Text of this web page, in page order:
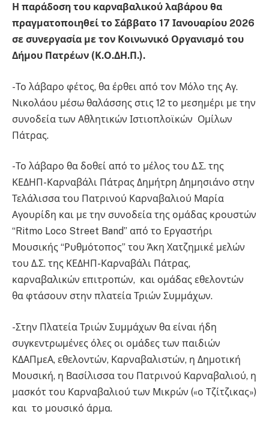
Η παράδοση του καρναβαλικού λαβάρου θα
πραγματοποιηθεί το Σάββατο 17 Ιανουαρίου 2026
σε συνεργασία με τον Κοινωνικό Οργανισμό του
Δήμου Πατρέων (Κ.Ο.ΔΗ.Π.).
-Το λάβαρο φέτος, θα έρθει από τον Μόλο της Αγ.
Νικολάου μέσω θαλάσσης στις 12 το μεσημέρι με την
συνοδεία των Αθλητικών Ιστιοπλοϊκών Ομίλων
Πάτρας.
-Το λάβαρο θα δοθεί από το μέλος του Δ.Σ. της
ΚΕΔΗΠ-Καρναβάλι Πάτρας Δημήτρη Δημησιάνο στην
Τελάλισσα του Πατρινού Καρναβαλιού Μαρία
Αγουρίδη και με την συνοδεία της ομάδας κρουστών
“Ritmo Loco Street Band” από το Εργαστήρι
Μουσικής “Ρυθμότοπος” του Άκη Χατζημικέ μελών
του Δ.Σ. της ΚΕΔΗΠ-Καρναβάλι Πάτρας,
καρναβαλικών επιτροπών, και ομάδας εθελοντών
θα φτάσουν στην πλατεία Τριών Συμμάχων.
-Στην Πλατεία Τριών Συμμάχων θα είναι ήδη
συγκεντρωμένες όλες οι ομάδες των παιδιών
ΚΔΑΠμεΑ, εθελοντών, Καρναβαλιστών, η Δημοτική
Μουσική, η Βασίλισσα του Πατρινού Καρναβαλιού, η
μασκότ του Καρναβαλιού των Μικρών («ο Τζίτζικας»)
και το μουσικό άρμα.